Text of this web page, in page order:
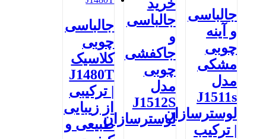
جالباسی
و آینه
چوبی
مشکی
مدل
J1511s
لوسترسازان
| ترکیب
خرید
جالباسی
و
جاکفشی
چوبی
مدل
J1512S
لوسترسازان
جالباسی
چوبی
کلاسیک
J1480T
| ترکیبی
از زیبایی
طبیعی و